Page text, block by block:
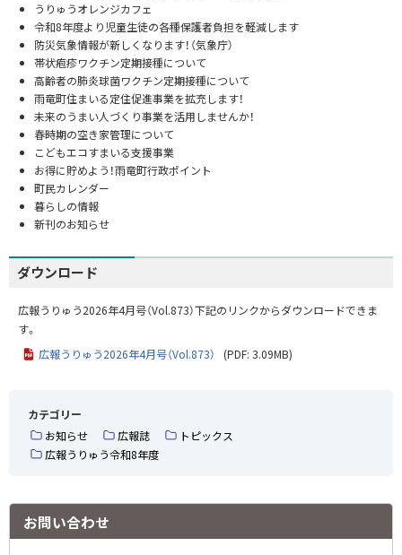
うりゅうオレンジカフェ
令和8年度より児童生徒の各種保護者負担を軽減します
防災気象情報が新しくなります！（気象庁）
帯状疱疹ワクチン定期接種について
高齢者の肺炎球菌ワクチン定期接種について
雨竜町住まいる定住促進事業を拡充します！
未来のうまい人づくり事業を活用しませんか！
春時期の空き家管理について
こどもエコすまいる支援事業
お得に貯めよう！雨竜町行政ポイント
町民カレンダー
暮らしの情報
新刊のお知らせ
ダウンロード
広報うりゅう2026年4月号（Vol.873）下記のリンクからダウンロードできま
す。
広報うりゅう2026年4月号（Vol.873）
(PDF: 3.09MB)
カテゴリー
お知らせ
広報誌
トピックス
広報うりゅう令和8年度
お問い合わせ